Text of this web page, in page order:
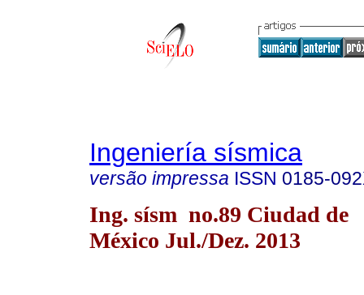
Ingeniería sísmica
versão impressa ISSN 0185-
Ing. sísm no.89 Ciudad de
México Jul./Dez. 2013